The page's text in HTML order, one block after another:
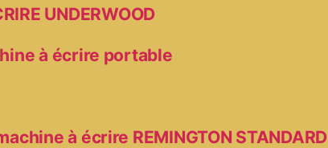
UNDERWOOD
à écrire portable
à écrire REMINGTON STANDARD